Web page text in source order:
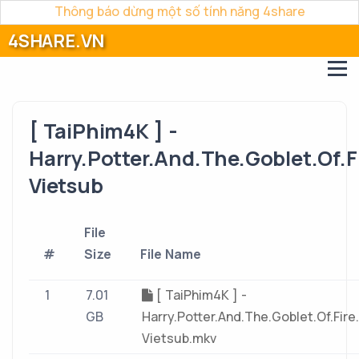
Thông báo dừng một số tính năng 4share
4SHARE.VN
[ TaiPhim4K ] -
Vietsub
#
File
Size
File Name
1
7.01
GB
[ TaiPhim4K ] -
Vietsub.mkv